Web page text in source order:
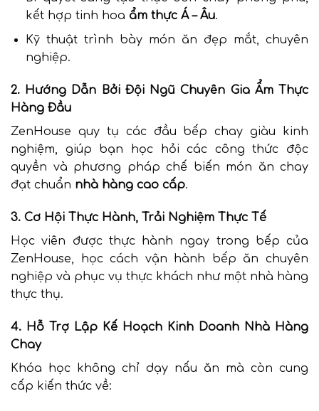
kết hợp tinh hoa ẩm thực Á – Âu.
Kỹ thuật trình bày món ăn đẹp mắt, chuyên
nghiệp.
2. Hướng Dẫn Bởi Đội Ngũ Chuyên Gia Ẩm Thực
Hàng Đầu
ZenHouse quy tụ các đầu bếp chay giàu kinh
nghiệm, giúp bạn học hỏi các công thức độc
quyền và phương pháp chế biến món ăn chay
đạt chuẩn nhà hàng cao cấp.
3. Cơ Hội Thực Hành, Trải Nghiệm Thực Tế
Học viên được thực hành ngay trong bếp của
ZenHouse, học cách vận hành bếp ăn chuyên
nghiệp và phục vụ thực khách như một nhà hàng
thực thụ.
4. Hỗ Trợ Lập Kế Hoạch Kinh Doanh Nhà Hàng
Chay
Khóa học không chỉ dạy nấu ăn mà còn cung
cấp kiến thức về: